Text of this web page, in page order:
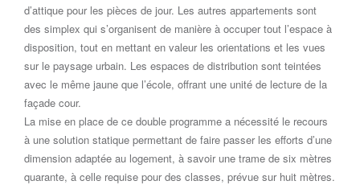
d’attique pour les pièces de jour. Les autres appartements sont
des simplex qui s’organisent de manière à occuper tout l’espace à
disposition, tout en mettant en valeur les orientations et les vues
sur le paysage urbain. Les espaces de distribution sont teintées
avec le même jaune que l’école, offrant une unité de lecture de la
façade cour.
La mise en place de ce double programme a nécessité le recours
à une solution statique permettant de faire passer les efforts d’une
dimension adaptée au logement, à savoir une trame de six mètres
quarante, à celle requise pour des classes, prévue sur huit mètres.